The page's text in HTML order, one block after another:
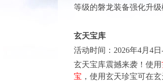
等级的磐龙装备强化升级
玄天宝库
活动时间： 2026年4月 4
玄天宝库震撼来袭！使用
宝 ，使用玄天珍宝可在